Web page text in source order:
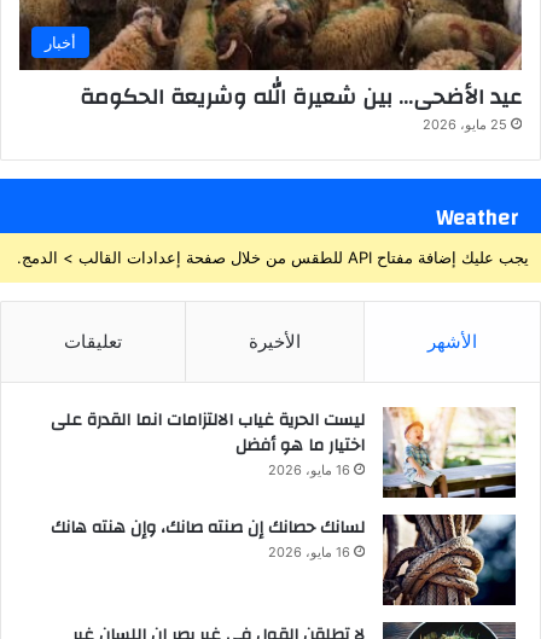
أخبار
عيد الأضحى… بين شعيرة الله وشريعة الحكومة
25 مايو، 2026
Weather
يجب عليك إضافة مفتاح API للطقس من خلال صفحة إعدادات القالب > الدمج.
الأشهر الأخيرة تعليقات
ليست الحرية غياب الالتزامات انما القدرة على
اختيار ما هو أفضل
16 مايو، 2026
لسانك حصانك إن صنته صانك، وإن هنته هانك
16 مايو، 2026